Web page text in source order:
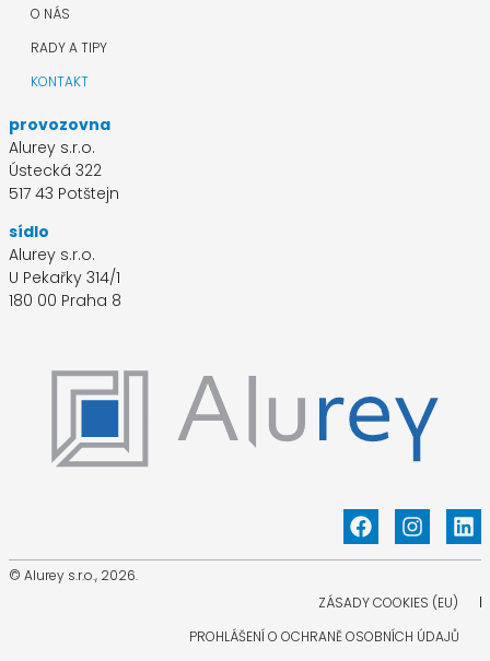
O NÁS
RADY A TIPY
KONTAKT
provozovna
Alurey s.r.o.
Ústecká 322
517 43 Potštejn
sídlo
Alurey s.r.o.
U Pekařky 314/1
180 00 Praha 8
© Alurey s.r.o., 2026.
ZÁSADY COOKIES (EU)
PROHLÁŠENÍ O OCHRANĚ OSOBNÍCH ÚDAJŮ